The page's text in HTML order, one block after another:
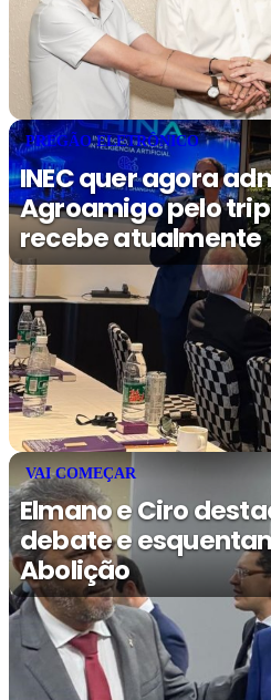
PREGÃO ELETRÔNICO
INEC quer agora
Agroamigo pelo
recebe atualmente
VAI COMEÇAR
Elmano e Ciro
debate e
Abolição